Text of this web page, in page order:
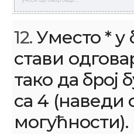
12.Уместо * у
стави
тако да број
са 4 (наведи
могућности).